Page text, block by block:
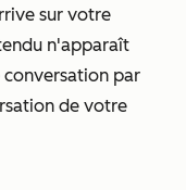
sur votre
n'apparaît
par
de votre